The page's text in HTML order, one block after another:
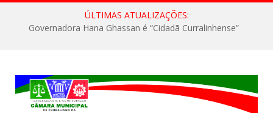
ÚLTIMAS ATUALIZAÇÕES:
Governadora Hana Ghassan é “Cidadã Curralinhense”